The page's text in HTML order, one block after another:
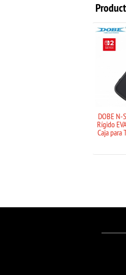
DOBE N-Switch 2 / Estuche
Rígido EVA con Cremallera y
Caja para Tarjetas TNS-3173